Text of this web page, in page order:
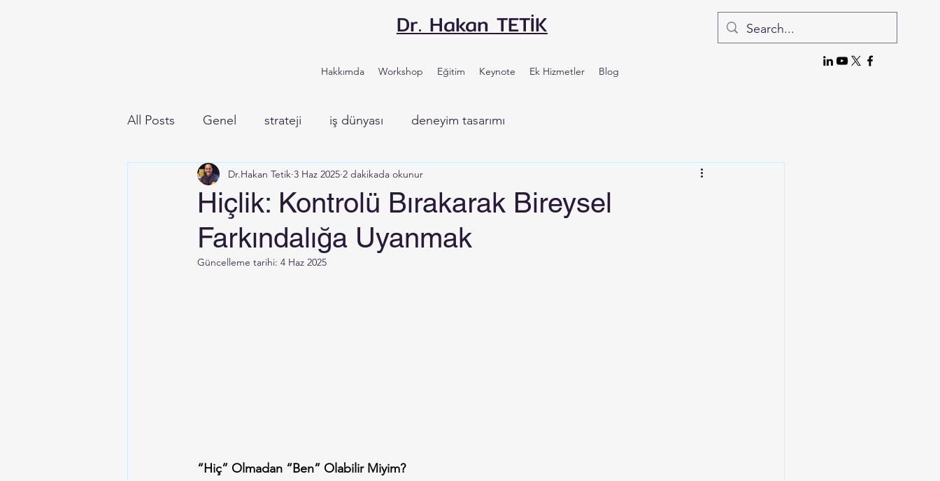
Dr. Hakan TETİK
Hakkımda Workshop Eğitim Keynote Ek Hizmetler Blog
All Posts Genel strateji iş dünyası deneyim tasarımı
Hiçlik: Kontrolü Bırakarak Bireysel
Farkındalığa Uyanmak
Dr.Hakan Tetik 3 Haz 2025 2 dakikada okunur
Güncelleme tarihi: 4 Haz 2025
“Hiç” Olmadan “Ben” Olabilir Miyim?